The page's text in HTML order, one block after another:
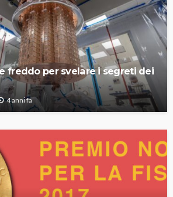
freddo per svelare i segreti dei
4 anni fa